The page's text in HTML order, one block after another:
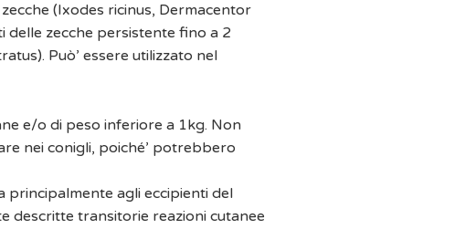
(Ixodes ricinus, Dermacentor
delle zecche persistente fino a 2
Può’ essere utilizzato nel
e/o di peso inferiore a 1kg. Non
nei conigli, poiché’ potrebbero
principalmente agli eccipienti del
descritte transitorie reazioni cutanee